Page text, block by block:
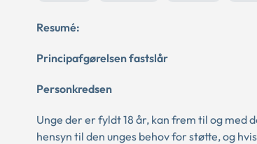
Resumé:
Principafgørelsen fastslår
Personkredsen
Unge der er fyldt 18 år, kan frem til og
hensyn til den unges behov for støtte, og